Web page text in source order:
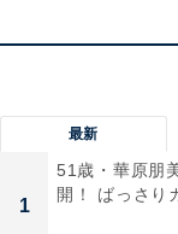
最新
1
51歳・華原朋
開！ ばっさり